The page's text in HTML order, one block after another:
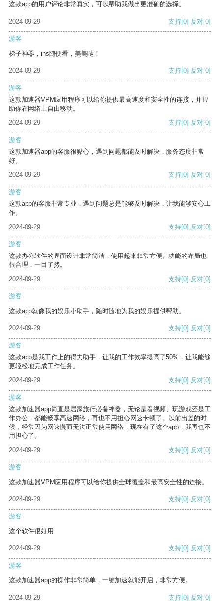
这款app的用户评论非常真实，可以帮助我做出更准确的选择。
2024-09-29 支持[0] 反对[0]
游客
梯子神器，ins随便看，美美哒！
2024-09-29 支持[0] 反对[0]
游客
这款加速器VPM应用程序可以给你提供最高速度和安全性的连接，并帮
助你在网络上自由移动。
2024-09-29
支持[0] 反对[0]
游客
这款加速器app的客服很贴心，遇到问题都能及时解决，服务态度非常
好。
2024-09-29
支持[0] 反对[0]
游客
这款app的客服非常专业，遇到问题总是能够及时解决，让我能够安心工
作。
2024-09-29
支持[0] 反对[0]
游客
这款办公软件的界面设计非常简洁，使用起来非常方便。功能的布局也
很合理，一目了然。
2024-09-29
支持[0] 反对[0]
游客
这款app就像我的娱乐小助手，随时随地为我的娱乐提供帮助。
2024-09-29 支持[0] 反对[0]
游客
这款app是我工作上的得力助手，让我的工作效率提高了50%，让我能够
更轻松地完成工作任务。
2024-09-29
支持[0] 反对[0]
游客
这款加速器app简直是居家旅行必备神器，无论是看视频、玩游戏还是工
作办公，都能畅享高速网络，再也不用担心网速卡顿了。以前出差的时
候，经常因为网速慢而无法正常使用网络，现在有了这个app，我再也不
用担心了。
2024-09-29
支持[0] 反对[0]
游客
这款加速器VPM应用程序可以给你提供全球覆盖和最高安全性的连接。
2024-09-29 支持[0] 反对[0]
游客
这个软件很好用
2024-09-29 支持[0] 反对[0]
游客
这款加速器app的操作非常简单，一键加速就能开启，非常方便。
2024-09-29 支持[0] 反对[0]